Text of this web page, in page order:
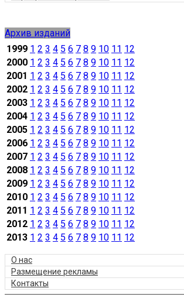
Архив изданий
1999 1 2 3 4 5 6 7 8 9 10 11 12
2000 1 2 3 4 5 6 7 8 9 10 11 12
2001 1 2 3 4 5 6 7 8 9 10 11 12
2002 1 2 3 4 5 6 7 8 9 10 11 12
2003 1 2 3 4 5 6 7 8 9 10 11 12
2004 1 2 3 4 5 6 7 8 9 10 11 12
2005 1 2 3 4 5 6 7 8 9 10 11 12
2006 1 2 3 4 5 6 7 8 9 10 11 12
2007 1 2 3 4 5 6 7 8 9 10 11 12
2008 1 2 3 4 5 6 7 8 9 10 11 12
2009 1 2 3 4 5 6 7 8 9 10 11 12
2010 1 2 3 4 5 6 7 8 9 10 11 12
2011 1 2 3 4 5 6 7 8 9 10 11 12
2012 1 2 3 4 5 6 7 8 9 10 11 12
2013 1 2 3 4 5 6 7 8 9 10 11 12
О нас
Размещение рекламы
Контакты